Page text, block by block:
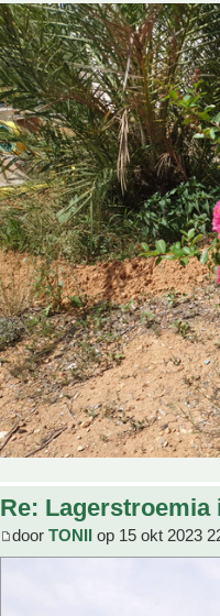
Re:
door TONII op 15 okt 2023